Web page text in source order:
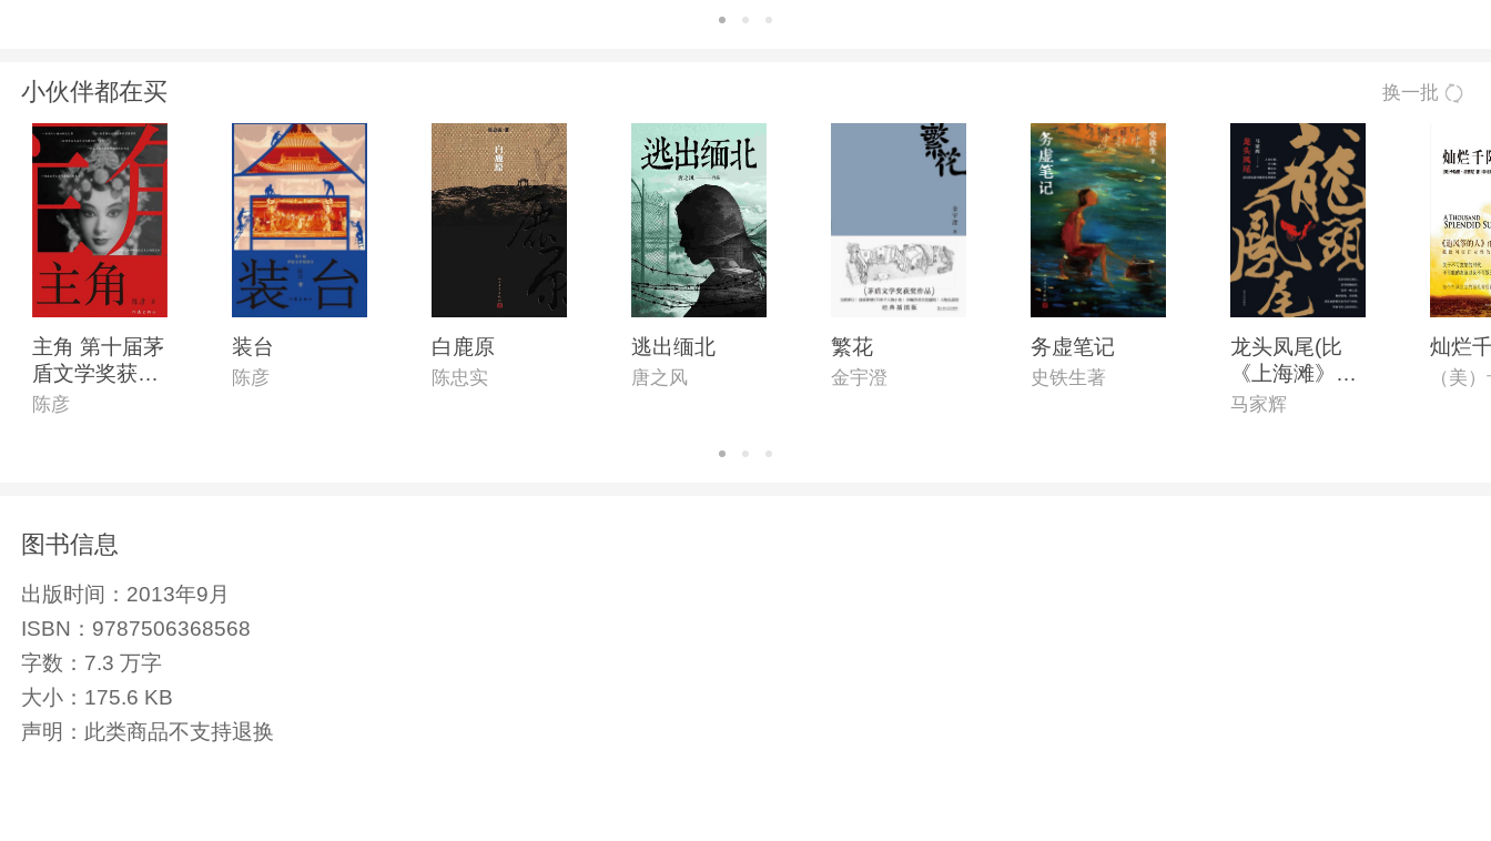
小伙伴都在买 换一批
主角 第十届茅
盾文学奖获奖
作品
陈彦
装台
陈彦
白鹿原
陈忠实
逃出缅北
唐之风
繁花
金宇澄
务虚笔记
史铁生著
龙头凤尾(比
《上海滩》更
生猛、比《无
马家辉
灿烂
图书信息
出版时间： 2013年9月
ISBN： 9787506368568
字数： 7.3 万字
大小： 175.6 KB
声明： 此类商品不支持退换